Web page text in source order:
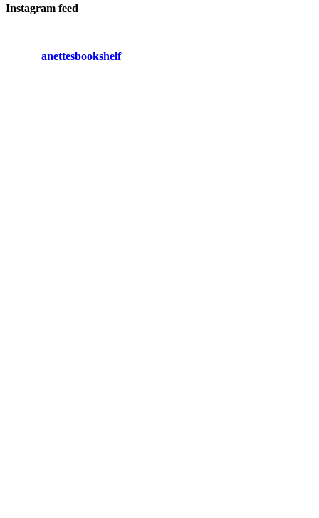
Instagram feed
anettesbookshelf